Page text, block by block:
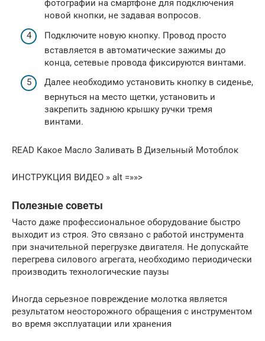
фотографии на смартфоне для подключения
новой кнопки, не задавая вопросов.
Подключите новую кнопку. Провод просто
вставляется в автоматические зажимы до
конца, сетевые провода фиксируются винтами.
Далее необходимо установить кнопку в сиденье,
вернуться на место щетки, установить и
закрепить заднюю крышку ручки тремя
винтами.
READ Какое Масло Заливать В Дизельный Мотоблок
ИНСТРУКЦИЯ ВИДЕО » alt =»»>
Полезные советы
Часто даже профессиональное оборудование быстро
выходит из строя. Это связано с работой инструмента
при значительной перегрузке двигателя. Не допускайте
перегрева силового агрегата, необходимо периодически
производить технологические паузы
Иногда серьезное повреждение молотка является
результатом неосторожного обращения с инструментом
во время эксплуатации или хранения